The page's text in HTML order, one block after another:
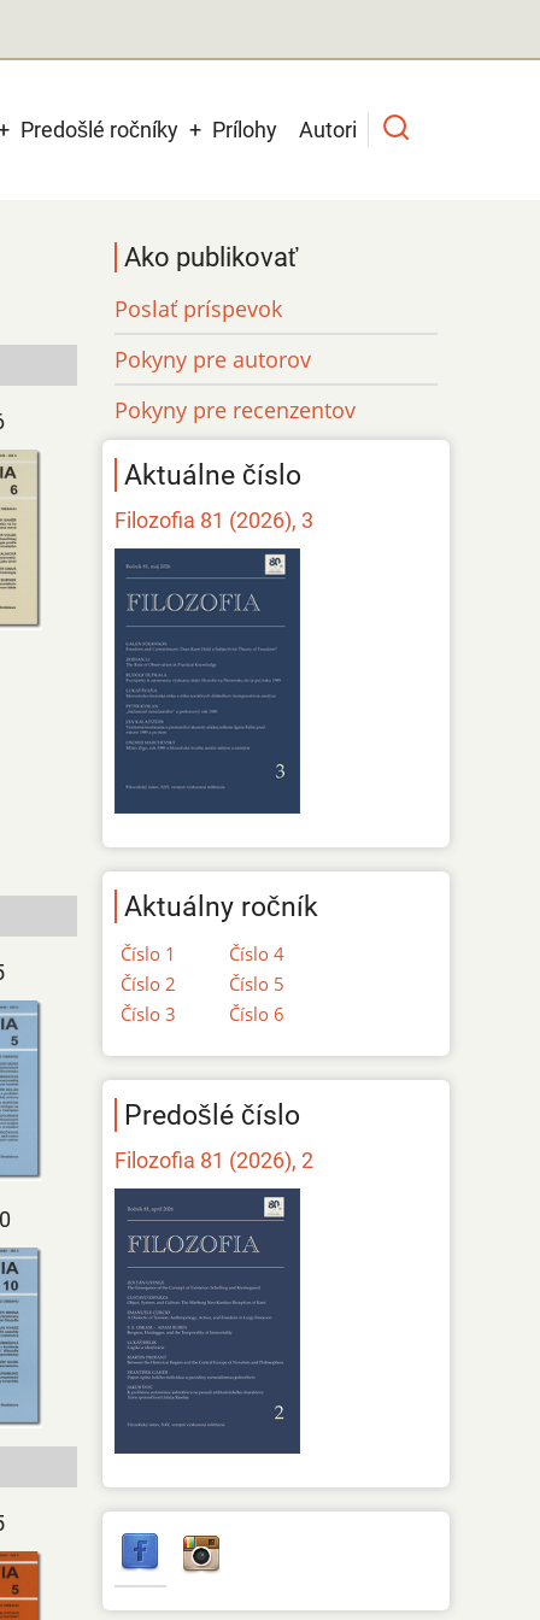
Predošlé ročníky Prílohy Autori
Ako publikovať
Poslať príspevok
Pokyny pre autorov
Pokyny pre recenzentov
Aktuálne číslo
Filozofia 81 (2026), 3
Aktuálny ročník
Číslo 1
Číslo 2
Číslo 3
Číslo 4
Číslo 5
Číslo 6
Predošlé číslo
Filozofia 81 (2026), 2